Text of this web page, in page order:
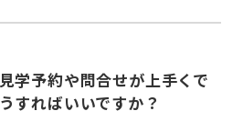
学予約や問合せが上手くで
すればいいですか？